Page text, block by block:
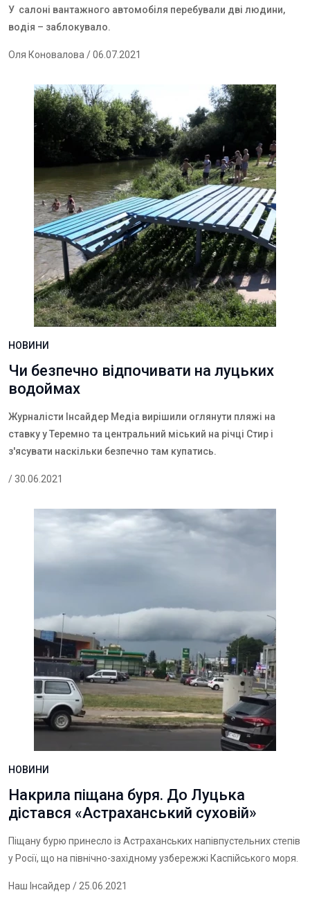
У салоні вантажного автомобіля перебували дві людини,
водія – заблокувало.
Оля Коновалова / 06.07.2021
НОВИНИ
Чи безпечно відпочивати на луцьких
водоймах
Журналісти Інсайдер Медіа вирішили оглянути пляжі на
ставку у Теремно та центральний міський на річці Стир і
з'ясувати наскільки безпечно там купатись.
/ 30.06.2021
НОВИНИ
Накрила піщана буря. До Луцька
дістався «Астраханський суховій»
Піщану бурю принесло із Астраханських напівпустельних степів
у Росії, що на північно-західному узбережжі Каспійського моря.
Наш Інсайдер / 25.06.2021